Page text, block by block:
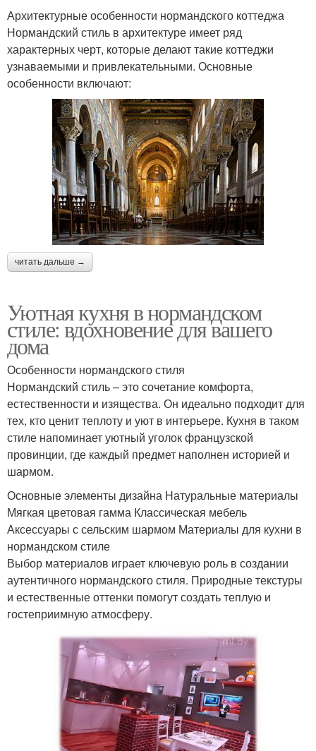
Архитектурные особенности нормандского коттеджа
Нормандский стиль в архитектуре имеет ряд
характерных черт, которые делают такие коттеджи
узнаваемыми и привлекательными. Основные
особенности включают:
читать дальше →
Уютная кухня в нормандском
стиле: вдохновение для вашего
дома
Особенности нормандского стиля
Нормандский стиль – это сочетание комфорта,
естественности и изящества. Он идеально подходит для
тех, кто ценит теплоту и уют в интерьере. Кухня в таком
стиле напоминает уютный уголок французской
провинции, где каждый предмет наполнен историей и
шармом.
Основные элементы дизайна Натуральные материалы
Мягкая цветовая гамма Классическая мебель
Аксессуары с сельским шармом Материалы для кухни в
нормандском стиле
Выбор материалов играет ключевую роль в создании
аутентичного нормандского стиля. Природные текстуры
и естественные оттенки помогут создать теплую и
гостеприимную атмосферу.